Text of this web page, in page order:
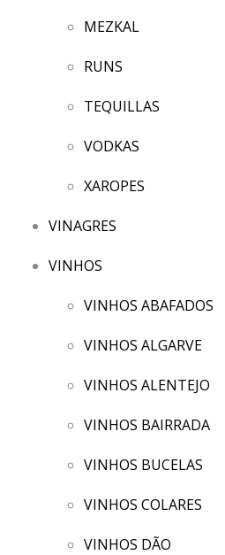
MEZKAL
RUNS
TEQUILLAS
VODKAS
XAROPES
VINAGRES
VINHOS
VINHOS ABAFADOS
VINHOS ALGARVE
VINHOS ALENTEJO
VINHOS BAIRRADA
VINHOS BUCELAS
VINHOS COLARES
VINHOS DÃO